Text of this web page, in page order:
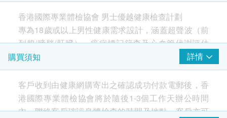
Smartech - “Easy Cook”智能迷你多功能電飯煲 (原價$828)
膀胱超聲波
癌症指標 重點項目
前列腺癌抗原
人絨毛膜促性腺激素 (睾丸癌) (只限男士)
癌胚抗原 (腸癌)
心臟檢查 重點項目
香港國際專業體檢協會 男士優越健康檢查計劃
專為18歲或以上男性健康需求設計，涵蓋超聲波（前
列腺/膀胱/肝臟）、癌症標記篩查及心血管代謝評估
等，助您及早發現潛在風險，守護身心健康。
本計劃專為18歲或以上男性深度健康需求設計，結合
購買須知 詳情
客戶收到由健康網購寄出之確認成功付款電郵後，香
港國際專業體檢協會將於隨後1-3個工作天辦公時間
內，聯絡客戶確認身體檢查的時間及地點。客戶亦可